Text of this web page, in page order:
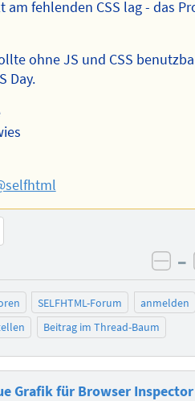
am fehlenden CSS lag - das
ohne JS und CSS
Day.
–
SELFHTML-Forum
anmelden
Beitrag im Thread-Baum
Grafik für Browser Inspector